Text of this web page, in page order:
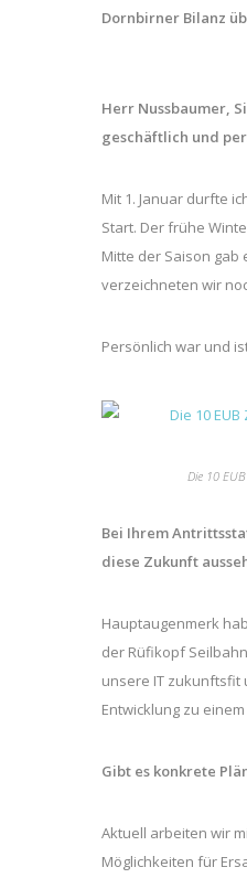
Dornbirner Bilanz
Herr Nussbaumer,
geschäftlich und
Mit 1. Januar durfte
Start. Der frühe
Mitte der Saison
verzeichneten wir
Persönlich war und
Die 10
Bei Ihrem
diese Zukunft
Hauptaugenmerk
der Rüfikopf
unsere IT zukunftsfit
Entwicklung zu
Gibt es konkrete
Aktuell arbeiten wir
Möglichkeiten für